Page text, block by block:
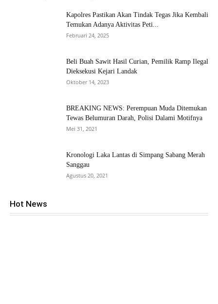
Kapolres Pastikan Akan Tindak Tegas Jika Kembali
Temukan Adanya Aktivitas Peti...
Februari 24, 2025
Beli Buah Sawit Hasil Curian, Pemilik Ramp Ilegal
Dieksekusi Kejari Landak
Oktober 14, 2023
BREAKING NEWS: Perempuan Muda Ditemukan
Tewas Belumuran Darah, Polisi Dalami Motifnya
Mei 31, 2021
Kronologi Laka Lantas di Simpang Sabang Merah
Sanggau
Agustus 20, 2021
Hot News